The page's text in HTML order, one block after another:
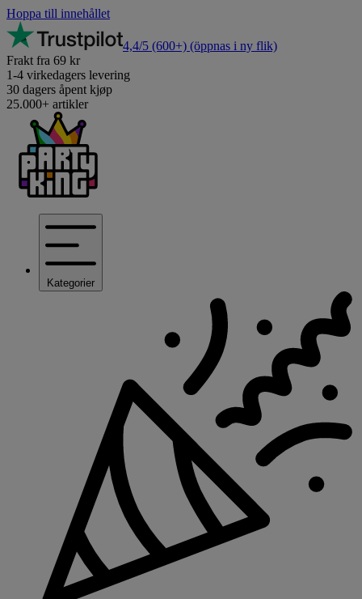
Hoppa till innehållet
4,4/5 (600+) (öppnas i ny flik)
Frakt fra 69 kr
1-4 virkedagers levering
30 dagers åpent kjøp
25.000+ artikler
Kategorier